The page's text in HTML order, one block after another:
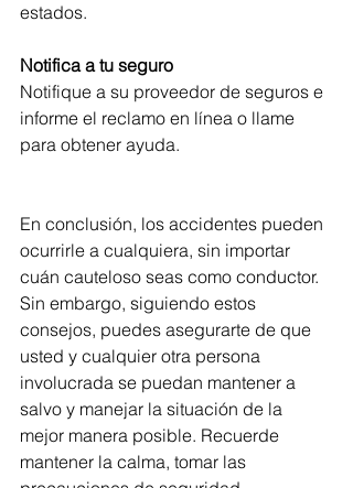
estados.
Notifica a tu seguro
Notifique a su proveedor de seguros e
informe el reclamo en línea o llame
para obtener ayuda.
En conclusión, los accidentes pueden
ocurrirle a cualquiera, sin importar
cuán cauteloso seas como conductor.
Sin embargo, siguiendo estos
consejos, puedes asegurarte de que
usted y cualquier otra persona
involucrada se puedan mantener a
salvo y manejar la situación de la
mejor manera posible. Recuerde
mantener la calma, tomar las